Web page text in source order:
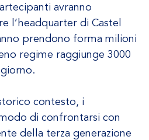
avranno
l’headquarter di Castel
prendono forma milioni
regime raggiunge 3000
contesto, i
di confrontarsi con
della terza generazione